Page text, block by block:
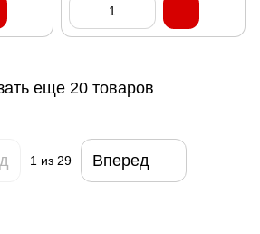
еще 20 товаров
1 из 29 Вперед